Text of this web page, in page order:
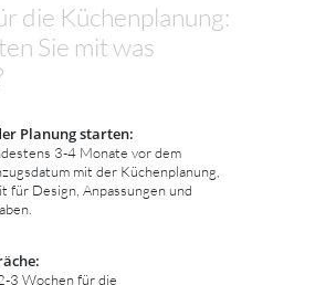
die Küchenplanung:
Sie mit was
Planung starten:
3-4 Monate vor dem
mit der Küchenplanung,
für Design, Anpassungen und
3 Wochen für die